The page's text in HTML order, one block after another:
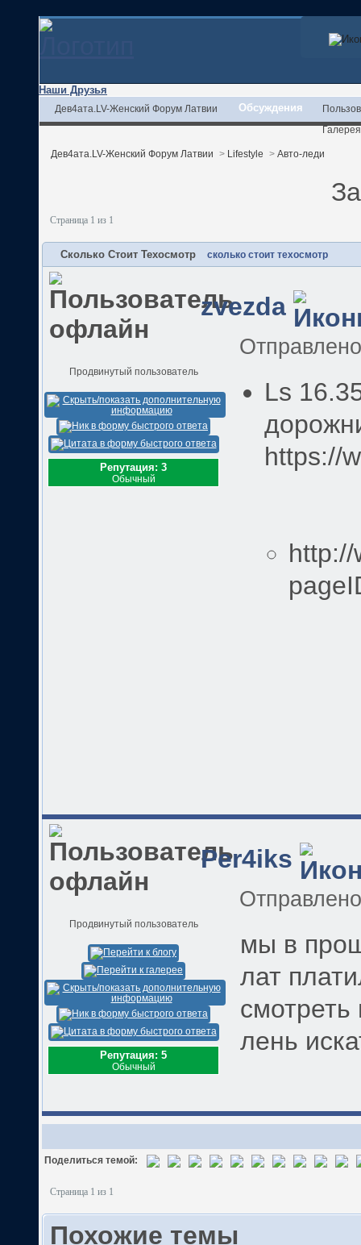
Наши Друзья
Дев4ата.LV-Женский Форум Латвии Обсуждения
Галерея
Дев4ата.LV-Женский Форум Латвии > Lifestyle > Авто-леди
Страница 1 из 1
Сколько Стоит Техосмотр сколько стоит техосмотр
zvezda
Продвинутый пользователь
Репутация: 3
Обычный
Ls
https://
http://
Per4iks
Продвинутый пользователь
Репутация: 5
Обычный
мы в
лат
лень
Поделиться темой:
Страница 1 из 1
Похожие темы